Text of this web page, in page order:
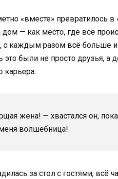
«вместе» превратилось в
— как место, где всё
с каждым разом всё больше
были не просто друзья, а
карьера.
жена! — хвастался он,
волшебница!
за стол с гостями, всё